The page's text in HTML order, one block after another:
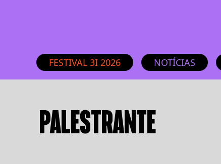
FESTIVAL 3I 2026 NOTÍCIAS
PALESTRANTE